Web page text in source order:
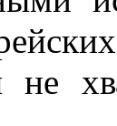
не